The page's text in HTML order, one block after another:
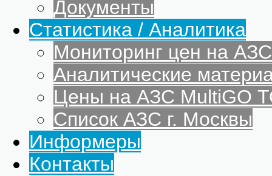
Документы
Статистика / Аналитика
Мониторинг цен на
Аналитические
Цены на АЗС MultiGO
Список АЗС г. Москвы
Информеры
Контакты